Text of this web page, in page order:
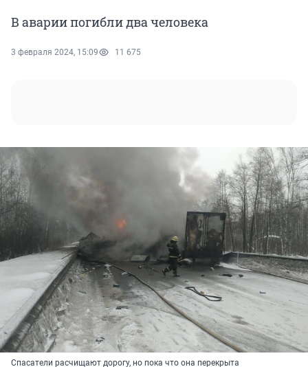
В аварии погибли два человека
3 февраля 2024, 15:09 11 675
Спасатели расчищают дорогу, но пока что она перекрыта